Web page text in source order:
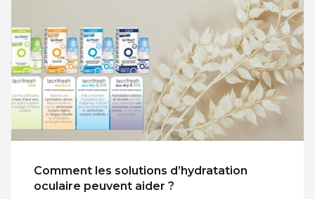
Comment les solutions d’hydratation
oculaire peuvent aider ?